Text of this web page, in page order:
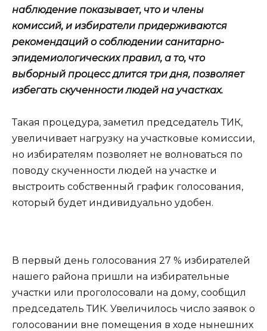
наблюдение показывает, что и члены
комиссий, и избиратели придерживаются
рекомендаций о соблюдении санитарно-
эпидемиологических правил, а то, что
выборный процесс длится три дня, позволяет
избегать скученности людей на участках.
Такая процедура, заметил председатель ТИК,
увеличивает нагрузку на участковые комиссии,
но избирателям позволяет не волноваться по
поводу скученности людей на участке и
выстроить собственный график голосования,
который будет индивидуально удобен.
В первый день голосования 27 % избирателей
нашего района пришли на избирательные
участки или проголосовали на дому, сообщил
председатель ТИК. Увеличилось число заявок о
голосовании вне помещения в ходе нынешних